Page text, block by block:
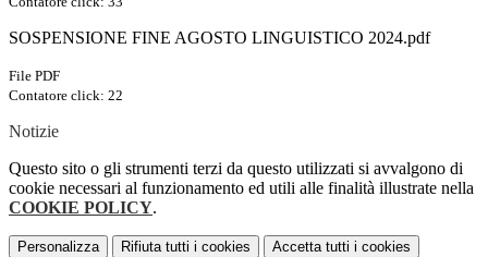
SOSPENSIONE FINE AGOSTO LINGUISTICO 2024.pdf
File PDF
Contatore click: 22
Notizie
Questo sito o gli strumenti terzi da questo utilizzati si avvalgono di
cookie necessari al funzionamento ed utili alle finalità illustrate nella
COOKIE POLICY.
Personalizza Rifiuta tutti i cookies Accetta tutti i cookies